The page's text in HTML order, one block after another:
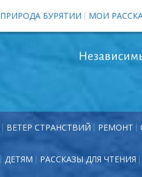
ПРИРОДА БУРЯТИИ МОИ
ВЕТЕР СТРАНСТВИЙ РЕМОНТ
ДЕТЯМ РАССКАЗЫ ДЛЯ ЧТЕНИЯ